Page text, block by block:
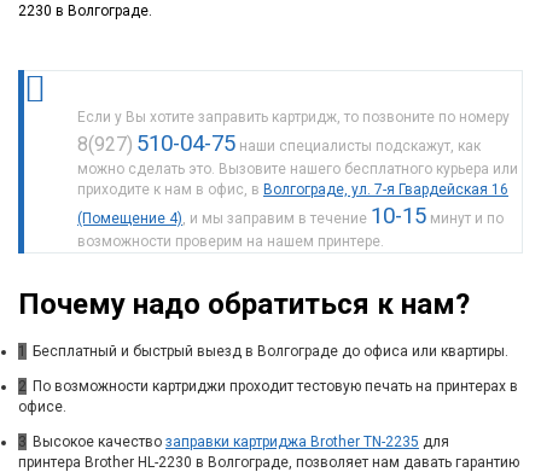
2230 в Волгограде.
Если у Вы хотите заправить картридж, то позвоните по номеру
8(927) 510-04-75 наши специалисты подскажут, как
можно сделать это. Вызовите нашего бесплатного курьера или
приходите к нам в офис, в Волгограде, ул. 7-я Гвардейская 16
(Помещение 4), и мы заправим в течение 10-15 минут и по
возможности проверим на нашем принтере.
Почему надо обратиться к нам?
1 Бесплатный и быстрый выезд в Волгограде до офиса или квартиры.
2 По возможности картриджи проходит тестовую печать на принтерах в
офисе.
3 Высокое качество заправки картриджа Brother TN-2235 для
принтера Brother HL-2230 в Волгограде, позволяет нам давать гарантию